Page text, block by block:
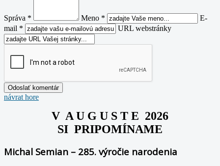
Správa * Meno *
E-
mail *
URL webstránky
návrat hore
V A U G U S T E 2026
SI PRIPOMÍNAME
Michal Semian – 285. výročie narodenia